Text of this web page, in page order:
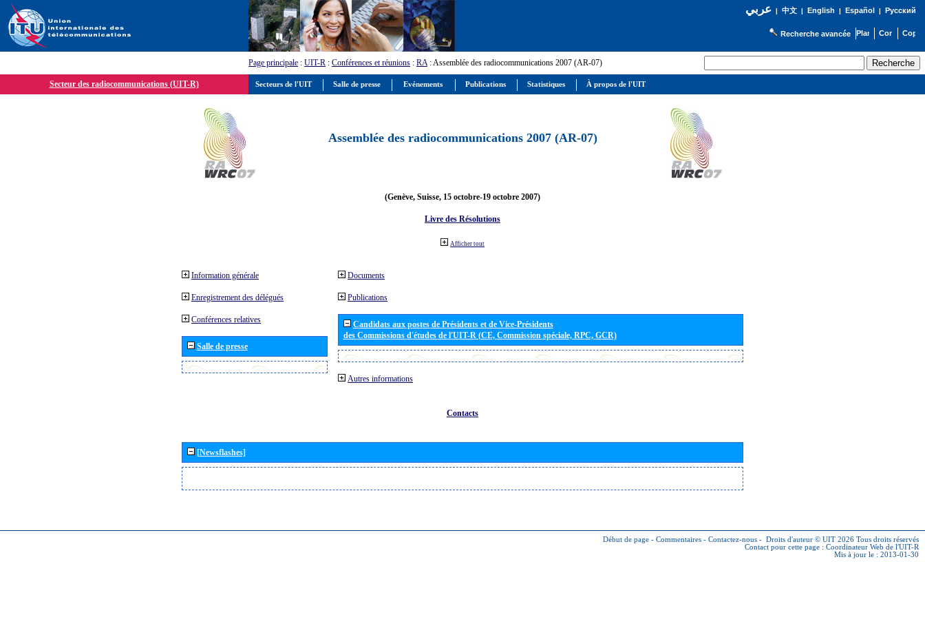
عربي| 中文| English | Español | Русский
Recherche avancée
Page principale : UIT-R : Conférences et réunions : RA: Assemblée des radiocommunications 2007 (AR-07)
Secteur des radiocommunications (UIT-R)
Assemblée des radiocommunications 2007 (AR-07)
(Genève, Suisse, 15 octobre-19 octobre 2007)
Livre des Résolutions
Afficher tout
Information générale
Enregistrement des délégués
Conférences relatives
Salle de presse
Documents
Publications
Candidats aux postes de Présidents et de Vice-Présidents
des Commissions d'études de l'UIT-R (CE, Commission spéciale, RPC, GCR)
Autres informations
Contacts
[Newsflashes]
Début de page - Commentaires - Contactez-nous - Droits d'auteur © UIT 2026 Tous droits réservés
Contact pour cette page : Coordinateur Web de l'UIT-R
Mis à jour le : 2013-01-30
Secteurs de l'UIT Salle de presse Evénements Publications Statistiques À propos de l'UIT